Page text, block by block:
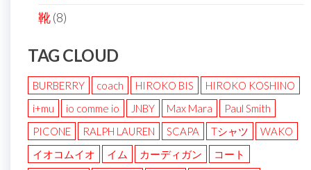
靴(8)
TAG CLOUD
BURBERRY coach HIROKO BIS
HIROKO KOSHINO
i+mu
io comme io JNBY Max Mara
Paul Smith
PICONE
RALPH LAUREN SCAPA Tシャツ
WAKO
イオコムイオ
イム カーディガン
コート